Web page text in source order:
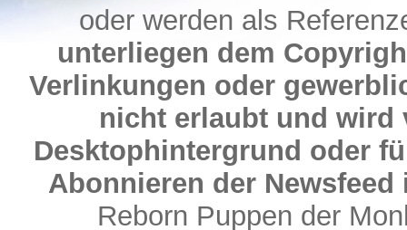
oder werden als
unterliegen dem
Verlinkungen oder
nicht erlaubt und wird
Desktophintergrund oder
Abonnieren der
Reborn Puppen der